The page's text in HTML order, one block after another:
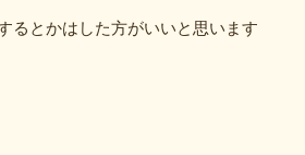
るとかはした方がいいと思います